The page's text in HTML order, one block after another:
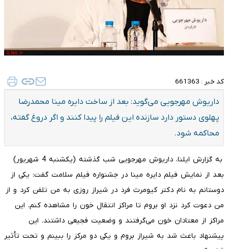
کد خبر : 661363
داریوش مهرجویی می‌گوید: بعد از ساخت دایره مینا محمدرضا
پهلوی دستور دارد سازنده این فیلم را پیدا کنند و اگر دروغ گفته،
محاکمه شود.
به گزارش ایلنا، داریوش مهرجویی شب گذشته (یکشنبه 4 شهریور)
بعد از نمایش فیلم دایره مینا در جشنواره فیلم سلامت گفت: یکی از
دوستانم به نام دکتر کیومرث فرد در شیراز روزی به من تلفن کرد و از
من دعوت کرد نزد او بروم تا مراکز انتقال خون را مشاهده کنم. این
مراکز از معتادان خون می‌گرفتند و وضعیت فجیعی داشتند. این
پیشنهاد باعث شد به شیراز بروم و یکی دو مرکز را ببینم و تحت تأثیر